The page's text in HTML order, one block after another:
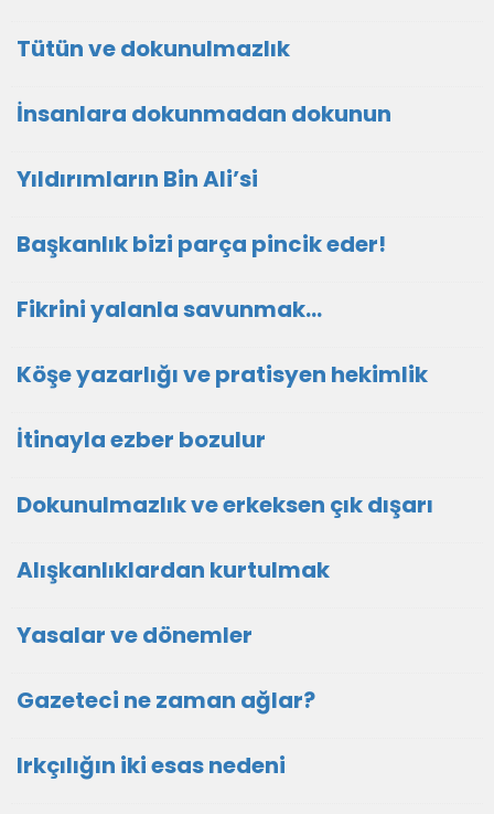
Tütün ve dokunulmazlık
İnsanlara dokunmadan dokunun
Yıldırımların Bin Ali’si
Başkanlık bizi parça pincik eder!
Fikrini yalanla savunmak…
Köşe yazarlığı ve pratisyen hekimlik
İtinayla ezber bozulur
Dokunulmazlık ve erkeksen çık dışarı
Alışkanlıklardan kurtulmak
Yasalar ve dönemler
Gazeteci ne zaman ağlar?
Irkçılığın iki esas nedeni